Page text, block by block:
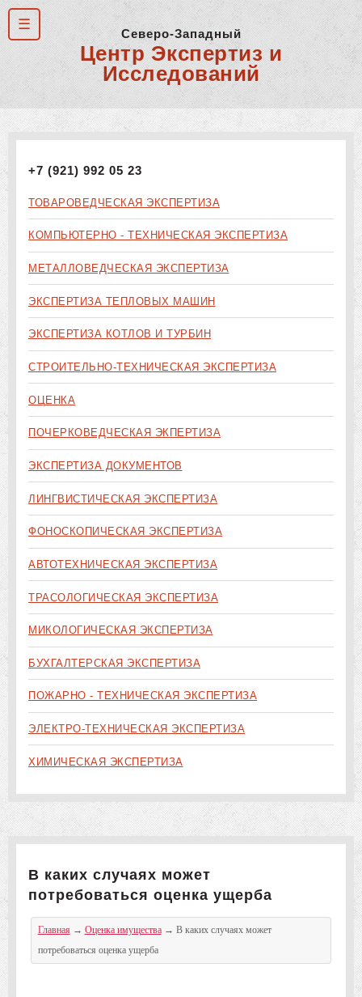
Северо-Западный
Центр Экспертиз и
Исследований
+7 (921) 992 05 23
ТОВАРОВЕДЧЕСКАЯ ЭКСПЕРТИЗА
КОМПЬЮТЕРНО - ТЕХНИЧЕСКАЯ ЭКСПЕРТИЗА
МЕТАЛЛОВЕДЧЕСКАЯ ЭКСПЕРТИЗА
ЭКСПЕРТИЗА ТЕПЛОВЫХ МАШИН
ЭКСПЕРТИЗА КОТЛОВ И ТУРБИН
СТРОИТЕЛЬНО-ТЕХНИЧЕСКАЯ ЭКСПЕРТИЗА
ОЦЕНКА
ПОЧЕРКОВЕДЧЕСКАЯ ЭКПЕРТИЗА
ЭКСПЕРТИЗА ДОКУМЕНТОВ
ЛИНГВИСТИЧЕСКАЯ ЭКСПЕРТИЗА
ФОНОСКОПИЧЕСКАЯ ЭКСПЕРТИЗА
АВТОТЕХНИЧЕСКАЯ ЭКСПЕРТИЗА
ТРАСОЛОГИЧЕСКАЯ ЭКСПЕРТИЗА
МИКОЛОГИЧЕСКАЯ ЭКСПЕРТИЗА
БУХГАЛТЕРСКАЯ ЭКСПЕРТИЗА
ПОЖАРНО - ТЕХНИЧЕСКАЯ ЭКСПЕРТИЗА
ЭЛЕКТРО-ТЕХНИЧЕСКАЯ ЭКСПЕРТИЗА
ХИМИЧЕСКАЯ ЭКСПЕРТИЗА
В каких случаях может
потребоваться оценка ущерба
Главная→ Оценка имущества→ В каких случаях может
потребоваться оценка ущерба